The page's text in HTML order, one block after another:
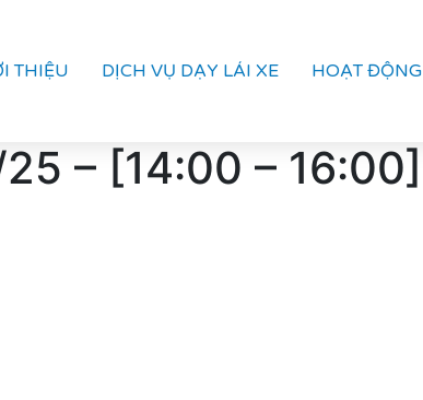
THIỆU DỊCH VỤ DẠY LÁI XE HOẠT ĐỘNG
– [14:00 – 16:00]